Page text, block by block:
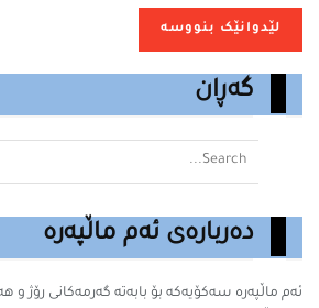
گەڕان
دەربارەی ئەم ماڵپەرە
ئەم ماڵپەرە سه‌كۆیه‌كه‌ بۆ بابه‌ته‌ گه‌رمه‌كانى رۆژ